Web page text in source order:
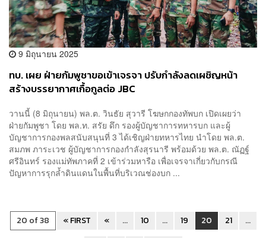
9 มิถุนายน 2025
ทบ. เผย ฝ่ายกัมพูชาขอเข้าเจรจา ปรับกำลังลดเผชิญหน้า
สร้างบรรยากาศเกื้อกูลต่อ JBC
วานนี้ (8 มิถุนายน) พล.ต. วินธัย สุวารี โฆษกกองทัพบก เปิดเผยว่า
ฝ่ายกัมพูชา โดย พล.ท. สรัย ดึก รองผู้บัญชาการทหารบก และผู้
บัญชาการกองพลสนับสนุนที่ 3 ได้เชิญฝ่ายทหารไทย นำโดย พล.ต.
สมภพ ภาระเวช ผู้บัญชาการกองกำลังสุรนารี พร้อมด้วย พล.ต. ณัฏฐ์
ศรีอินทร์ รองแม่ทัพภาคที่ 2 เข้าร่วมหารือ เพื่อเจรจาเกี่ยวกับกรณี
ปัญหาการรุกล้ำดินแดนในพื้นที่บริเวณช่องบก ...
20 of 38 « FIRST « ... 10 ... 19 20 21
...